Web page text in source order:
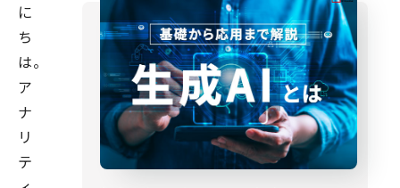
に
ち
は。
ア
ナ
リ
テ